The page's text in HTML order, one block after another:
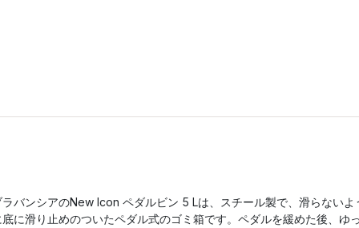
ラバンシアのNew Icon ペダルビン 5 Lは、スチール製で、滑らないよ
底に滑り止めのついたペダル式のゴミ箱です。ペダルを緩めた後、ゆっ